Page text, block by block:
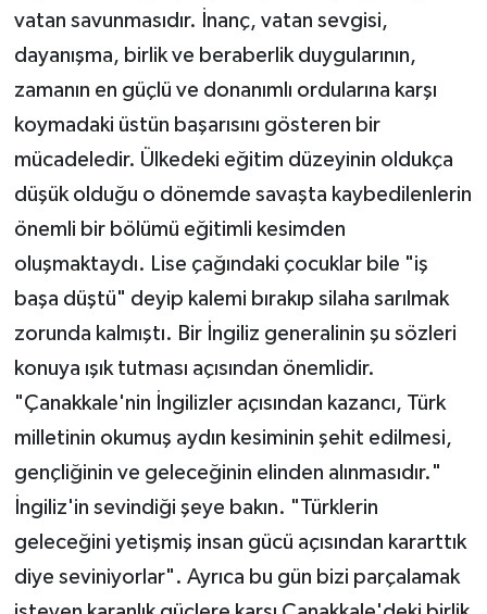
vatan savunmasıdır. İnanç, vatan sevgisi,
dayanışma, birlik ve beraberlik duygularının,
zamanın en güçlü ve donanımlı ordularına karşı
koymadaki üstün başarısını gösteren bir
mücadeledir. Ülkedeki eğitim düzeyinin oldukça
düşük olduğu o dönemde savaşta kaybedilenlerin
önemli bir bölümü eğitimli kesimden
oluşmaktaydı. Lise çağındaki çocuklar bile "iş
başa düştü" deyip kalemi bırakıp silaha sarılmak
zorunda kalmıştı. Bir İngiliz generalinin şu sözleri
konuya ışık tutması açısından önemlidir.
"Çanakkale'nin İngilizler açısından kazancı, Türk
milletinin okumuş aydın kesiminin şehit edilmesi,
gençliğinin ve geleceğinin elinden alınmasıdır."
İngiliz'in sevindiği şeye bakın. "Türklerin
geleceğini yetişmiş insan gücü açısından kararttık
diye seviniyorlar". Ayrıca bu gün bizi parçalamak